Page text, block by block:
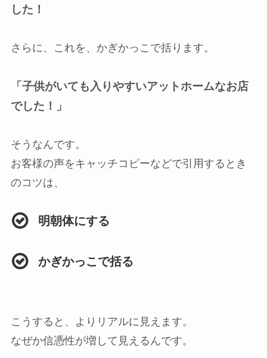
した！
さらに、これを、かぎかっこで括ります。
「子供がいても入りやすいアットホームなお店
でした！
」
そうなんです。
お客様の声をキャッチコピーなどで引用するとき
のコツは、
明朝体にする
かぎかっこで括る
こうすると、よりリアルに見えます。
なぜか信憑性が増して見えるんです。